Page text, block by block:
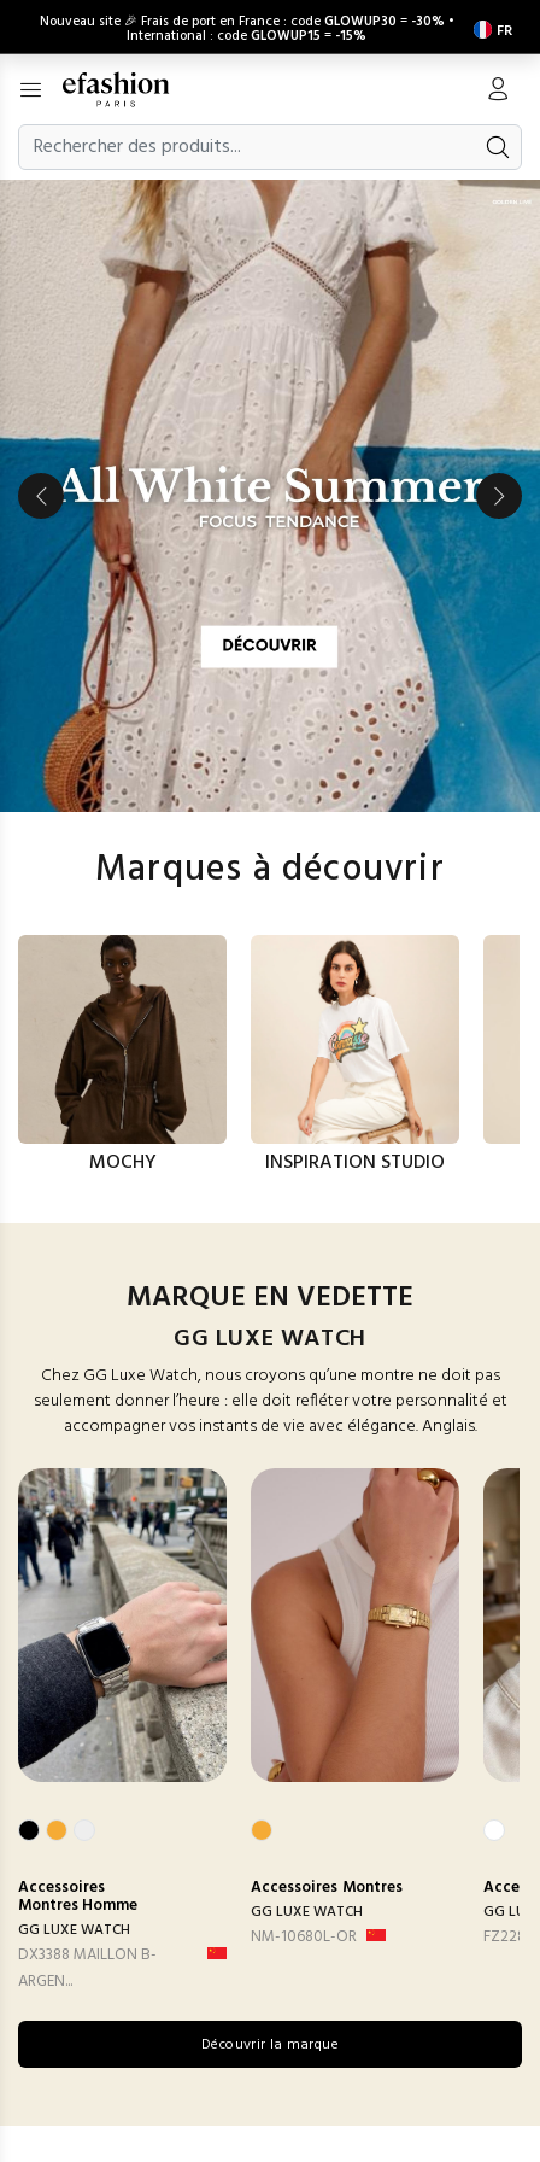
Nouveau site 🎉 Frais de port en France : codeGLOWUP30 = -30% •
International : codeGLOWUP15 = -15% FR
Marques à découvrir
MOCHY INSPIRATION STUDIO
MARQUE EN VEDETTE
GG LUXE WATCH
Chez GG Luxe Watch, nous croyons qu’une montre ne doit pas
seulement donner l’heure : elle doit refléter votre personnalité et
accompagner vos instants de vie avec élégance. Anglais.
Accessoires
Montres Homme
GG LUXE WATCH
DX3388 MAILLON B-
ARGEN...
Accessoires Montres
GG LUXE WATCH
NM-10680L-OR
GG
FZ2282
Découvrir la marque